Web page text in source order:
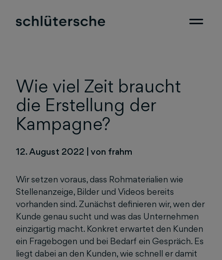
Wie viel Zeit braucht
die Erstellung der
Kampagne?
12. August 2022 von frahm
Wir setzen voraus, dass Rohmaterialien wie
Stellenanzeige, Bilder und Videos bereits
vorhanden sind. Zunächst definieren wir, wen der
Kunde genau sucht und was das Unternehmen
einzigartig macht. Konkret erwartet den Kunden
ein Fragebogen und bei Bedarf ein Gespräch. Es
liegt dabei an den Kunden, wie schnell er damit